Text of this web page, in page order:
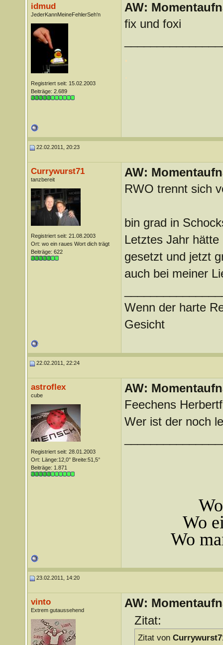
idmud
JederKannMeineFehlerSeh'n
Registriert seit: 15.02.2003
Beiträge: 2.689
AW:
fix und foxi
22.02.2011, 20:23
Currywurst71
tanzbereit
Registriert seit: 21.08.2003
Ort: wo ein raues Wort dich trägt
Beiträge: 622
AW:
RWO trennt sich
bin grad in
Letztes Jahr
gesetzt und jetzt
auch bei meiner
Wenn der harte
Gesicht
22.02.2011, 22:24
astroflex
cube
Registriert seit: 28.01.2003
Ort: Länge:12,0° Breite:51,5°
Beiträge: 1.871
AW:
Feechens
Wer ist der noch
Wo
Wo
23.02.2011, 14:20
vinto
Extrem gutaussehend
AW:
Zitat:
Zitat von